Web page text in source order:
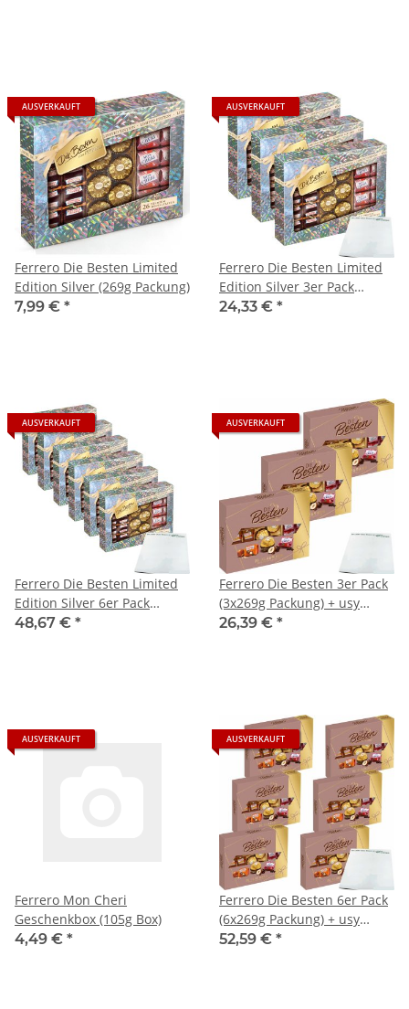
AUSVERKAUFT
Ferrero Die Besten Limited
Edition Silver (269g Packung)
7,99 € *
AUSVERKAUFT
Ferrero Die Besten Limited
Edition Silver 3er Pack
(3x269g Packung) + usy
24,33 € *
AUSVERKAUFT
Ferrero Die Besten Limited
Edition Silver 6er Pack
(6x269g Packung) + usy
48,67 € *
AUSVERKAUFT
Ferrero Die Besten 3er Pack
(3x269g Packung) + usy
Block
26,39 € *
AUSVERKAUFT
Ferrero Mon Cheri
Geschenkbox (105g Box)
4,49 € *
AUSVERKAUFT
Ferrero Die Besten 6er Pack
(6x269g Packung) + usy
Block
52,59 € *